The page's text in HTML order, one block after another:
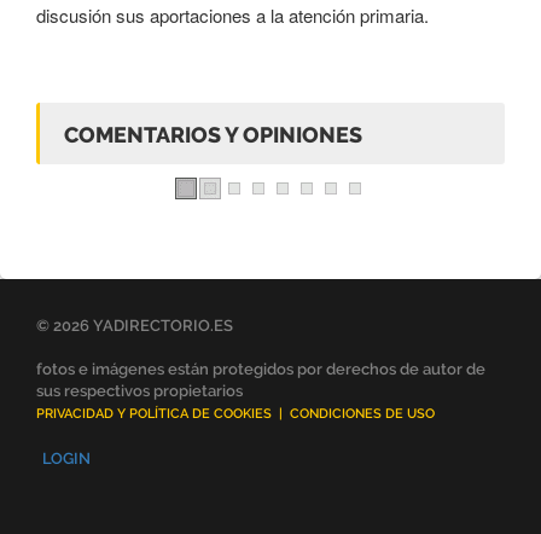
discusión sus aportaciones a la atención primaria.
COMENTARIOS Y OPINIONES
© 2026 YADIRECTORIO.ES
fotos e imágenes están protegidos por derechos de autor de
sus respectivos propietarios
PRIVACIDAD Y POLÍTICA DE COOKIES | CONDICIONES DE USO
LOGIN